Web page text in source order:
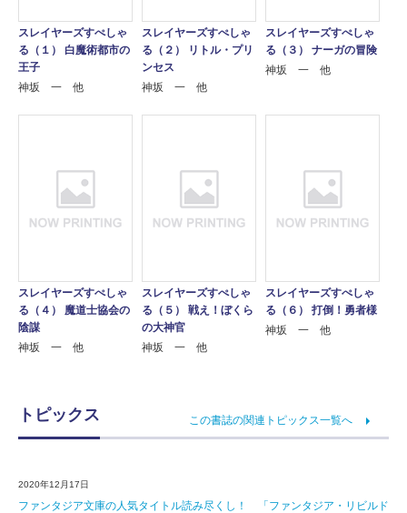
スレイヤーズすぺしゃ
る（１） 白魔術都市の
王子
神坂 一 他
スレイヤーズすぺしゃ
る（２） リトル・プリ
ンセス
神坂 一 他
スレイヤーズすぺしゃ
る（３） ナーガの冒険
神坂 一 他
スレイヤーズすぺしゃ
る（４） 魔道士協会の
陰謀
神坂 一 他
スレイヤーズすぺしゃ
る（５） 戦え！ぼくら
の大神官
神坂 一 他
スレイヤーズすぺしゃ
る（６） 打倒！勇者様
神坂 一 他
トピックス この書誌の関連トピックス一覧へ
2020年12月17日
ファンタジア文庫の人気タイトル読み尽くし！ 「ファンタジア・リビルド